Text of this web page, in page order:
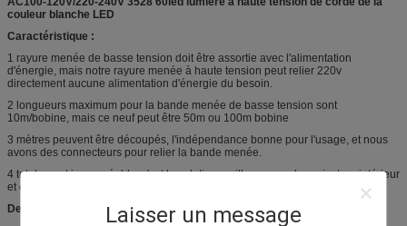
Laisser un message
couleur blanche LED
Caractéristique :
1 rayure menée de basse tension doit être assortie avec l'alimentation
d'énergie, mais notre rayure menée à haute tension peut relier 220v
directement aucune alimentation d'énergie du besoin.
2 longueurs maximum pour la bande menée de basse tension sont
10m/bobine, mais ce neuf peut être 50m ou 100m bobine
3 mètres peuvent être découpés, l'indépendance bonne pour l'usage, et nous
avons des connecteurs pour relier la bande menée.
4 totalement imperméable, c'est la solution meilleure pour le projecteur intérieur
et extérieur à l'installation de fond.
Description :